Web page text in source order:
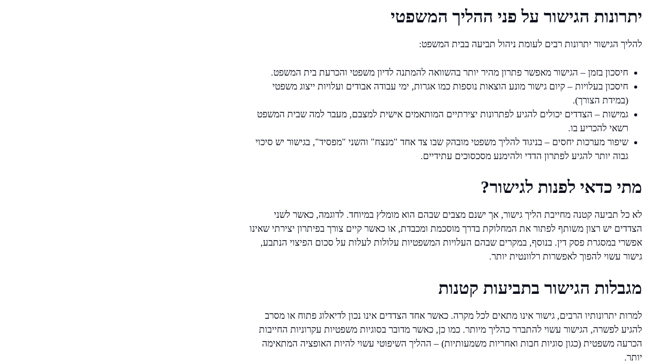
יתרונות הגישור על פני ההליך המשפטי
להליך הגישור יתרונות רבים לעומת ניהול תביעה בבית המשפט:
חיסכון בזמן – הגישור מאפשר פתרון מהיר יותר בהשוואה להמתנה לדיון משפטי והכרעת בית המשפט.
חיסכון בעלויות – קיום גישור מונע הוצאות נוספות כמו אגרות, ימי עבודה אבודים ועלויות ייצוג משפטי
(במידת הצורך).
גמישות – הצדדים יכולים להגיע לפתרונות יצירתיים המותאמים אישית למצבם, מעבר למה שבית המשפט
רשאי להכריע בו.
שיפור מערכות יחסים – בניגוד להליך משפטי מובהק שבו צד אחד "מנצח" והשני "מפסיד", בגישור יש סיכוי
גבוה יותר להגיע לפתרון הדדי ולהימנע מסכסוכים עתידיים.
מתי כדאי לפנות לגישור?
לא כל תביעה קטנה מחייבת הליך גישור, אך ישנם מצבים שבהם הוא מומלץ במיוחד. לדוגמה, כאשר לשני
הצדדים יש רצון משותף לפתור את המחלוקת בדרך מוסכמת ומכבדת, או כאשר קיים צורך בפיתרון יצירתי שאינו
אפשרי במסגרת פסק דין. בנוסף, במקרים שבהם העלויות המשפטיות עלולות לעלות על סכום הפיצוי הנתבע,
גישור עשוי להפוך לאפשרות רלוונטית יותר.
מגבלות הגישור בתביעות קטנות
למרות יתרונותיו הרבים, גישור אינו מתאים לכל מקרה. כאשר אחד הצדדים אינו נכון לדיאלוג פתוח או מסרב
להגיע לפשרה, הגישור עשוי להתברר כהליך מיותר. כמו כן, כאשר מדובר בסוגיות משפטיות עקרוניות החייבות
הכרעה משפטית (כגון סוגיות חבות ואחריות משמעותיות) – ההליך השיפוטי עשוי להיות האופציה המתאימה
יותר.